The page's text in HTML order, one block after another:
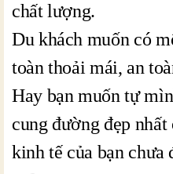
chất lượng.
Du khách muốn có
toàn thoải mái, an
Hay bạn muốn tự
cung đường đẹp
kinh tế của bạn chưa